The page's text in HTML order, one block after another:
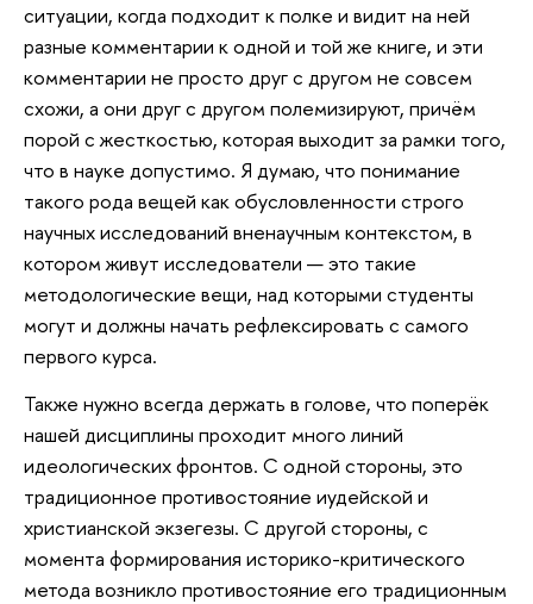
ситуации, когда подходит к полке и видит на ней
разные комментарии к одной и той же книге, и эти
комментарии не просто друг с другом не совсем
схожи, а они друг с другом полемизируют, причём
порой с жесткостью, которая выходит за рамки того,
что в науке допустимо. Я думаю, что понимание
такого рода вещей как обусловленности строго
научных исследований вненаучным контекстом, в
котором живут исследователи — это такие
методологические вещи, над которыми студенты
могут и должны начать рефлексировать с самого
первого курса.
Также нужно всегда держать в голове, что поперёк
нашей дисциплины проходит много линий
идеологических фронтов. С одной стороны, это
традиционное противостояние иудейской и
христианской экзегезы. С другой стороны, с
момента формирования историко-критического
метода возникло противостояние его традиционным